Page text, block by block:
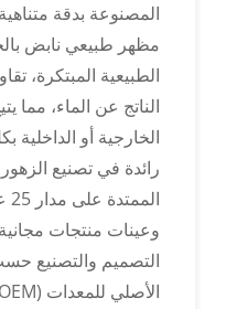
مظهر طبيعي نابض
الطبيعية المبتكرة،
الناتج عن الماء، مما
الخارجية أو
رائدة في تصنيع
وعينات منتجات
شعار
يمكن تخصيص